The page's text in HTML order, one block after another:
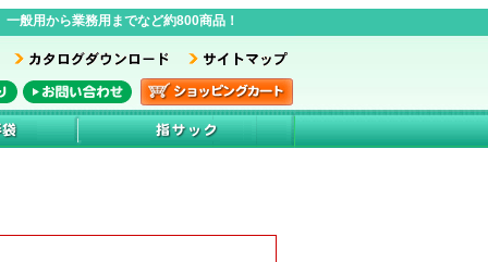
般用から業務用までなど約800商品！